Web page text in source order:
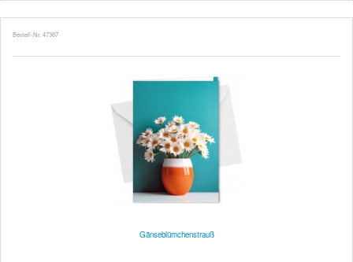
Bestell-Nr. 47387
Gänseblümchenstrauß